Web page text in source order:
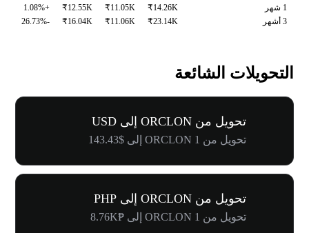
1 شهر
₹14.26K
₹11.05K
₹12.55K
+1.08%
3 أشهر
₹23.14K
₹11.06K
₹16.04K
-26.73%
التحويلات الشائعة
تحويل من ORCLON إلى USD
تحويل من 1 ORCLON إلى $143.43
تحويل من ORCLON إلى PHP
تحويل من 1 ORCLON إلى ₱8.76K